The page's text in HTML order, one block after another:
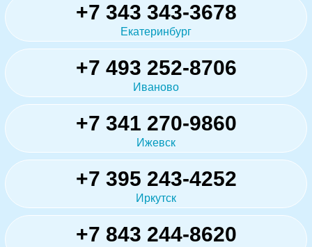
+7 343 343-3678
Екатеринбург
+7 493 252-8706
Иваново
+7 341 270-9860
Ижевск
+7 395 243-4252
Иркутск
+7 843 244-8620